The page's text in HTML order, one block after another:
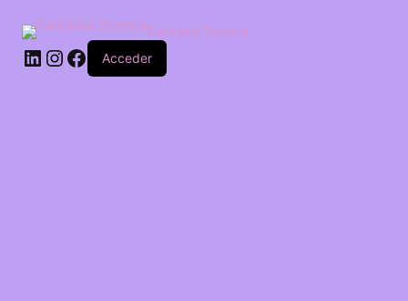
contenido
Fantasía Sonora
LinkedIn
Instagram
Facebook
Acceder